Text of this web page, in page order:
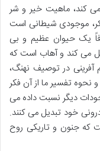
کند، ماهیت خیر و شر
موجودی شیطانی است
یک حیوان عظیم و بی
می کند و آهاب است که
آفرینی در توصیف نهنگ،
نحوه تفسیر ما از آن فکر
دیگر نسبت داده می
خود تبدیل می کنند.
که جنون و تاریکی روح